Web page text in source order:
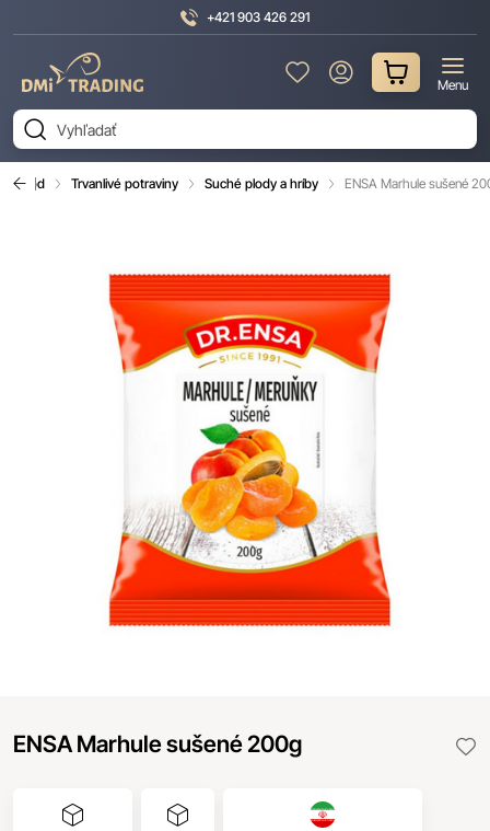
+421 903 426 291
Trading
Menu
Úvod Trvanlivé potraviny Suché plody a hríby ENSA Marhule sušené
ENSA Marhule sušené 200g